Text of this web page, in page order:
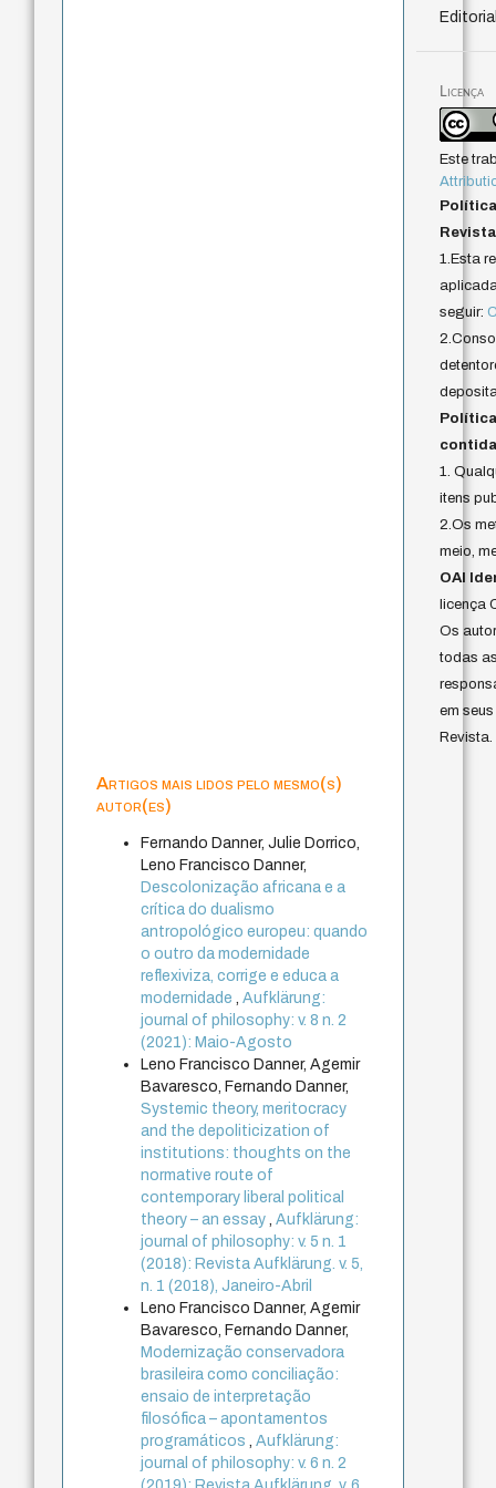
Licença
Este
1.Esta
seguir:
1.
itens
2.Os
meio,
OAI
licença
Os
todas
em
Revista.
Artigos mais lidos pelo mesmo(s)
autor(es)
Fernando Danner, Julie Dorrico,
Leno Francisco Danner,
Descolonização africana e a
crítica do dualismo
antropológico europeu: quando
o outro da modernidade
reflexiviza, corrige e educa a
modernidade,Aufklärung:
journal of philosophy: v. 8 n. 2
(2021): Maio-Agosto
Leno Francisco Danner, Agemir
Bavaresco, Fernando Danner,
Systemic theory, meritocracy
and the depoliticization of
institutions: thoughts on the
normative route of
contemporary liberal political
theory – an essay,Aufklärung:
journal of philosophy: v. 5 n. 1
(2018): Revista Aufklärung. v. 5,
n. 1 (2018), Janeiro-Abril
Leno Francisco Danner, Agemir
Bavaresco, Fernando Danner,
Modernização conservadora
brasileira como conciliação:
ensaio de interpretação
filosófica – apontamentos
programáticos,Aufklärung:
journal of philosophy: v. 6 n. 2